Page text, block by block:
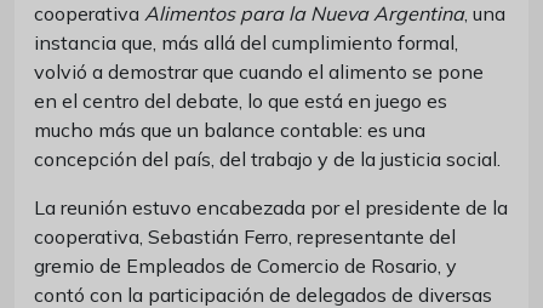
cooperativa Alimentos para la Nueva Argentina, una
instancia que, más allá del cumplimiento formal,
volvió a demostrar que cuando el alimento se pone
en el centro del debate, lo que está en juego es
mucho más que un balance contable: es una
concepción del país, del trabajo y de la justicia social.
La reunión estuvo encabezada por el presidente de la
cooperativa, Sebastián Ferro, representante del
gremio de Empleados de Comercio de Rosario, y
contó con la participación de delegados de diversas